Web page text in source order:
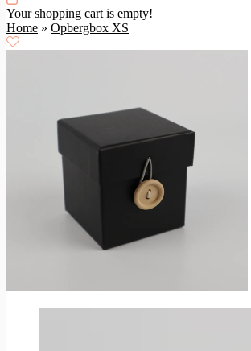
Your shopping cart is empty!
Home » Opbergbox XS